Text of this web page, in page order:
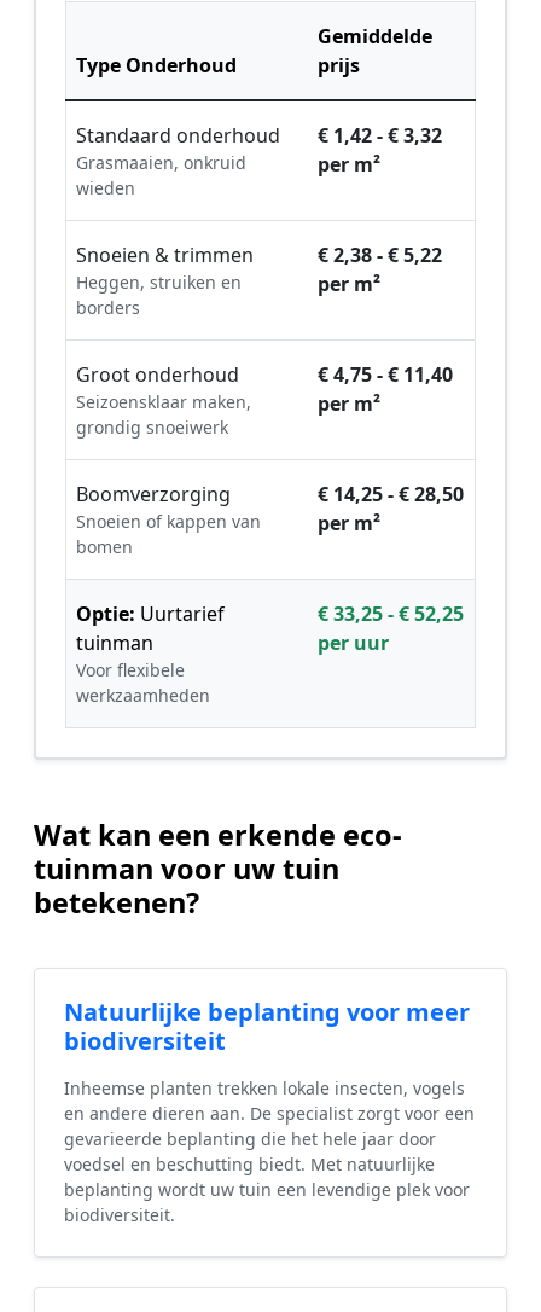
Type Onderhoud
Gemiddelde
prijs
Standaard onderhoud
Grasmaaien, onkruid
wieden
€ 1,42 - € 3,32
per m²
Snoeien & trimmen
Heggen, struiken en
borders
€ 2,38 - € 5,22
per m²
Groot onderhoud
Seizoensklaar maken,
grondig snoeiwerk
€ 4,75 - € 11,40
per m²
Boomverzorging
Snoeien of kappen van
bomen
€ 14,25 - € 28,50
per m²
Optie: Uurtarief
tuinman
Voor flexibele
werkzaamheden
€ 33,25 - € 52,25
per uur
Wat kan een erkende eco-
tuinman voor uw tuin
betekenen?
Natuurlijke beplanting voor meer
biodiversiteit
Inheemse planten trekken lokale insecten, vogels
en andere dieren aan. De specialist zorgt voor een
gevarieerde beplanting die het hele jaar door
voedsel en beschutting biedt. Met natuurlijke
beplanting wordt uw tuin een levendige plek voor
biodiversiteit.